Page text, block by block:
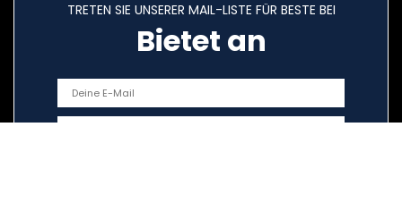
TRETEN SIE UNSERER MAIL-LISTE FÜR BESTE BEI
Bietet an